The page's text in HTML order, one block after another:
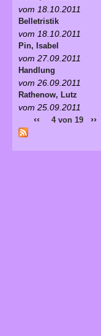
vom 18.10.2011
Belletristik
vom 18.10.2011
Pin, Isabel
vom 27.09.2011
Handlung
vom 26.09.2011
Rathenow, Lutz
vom 25.09.2011
‹‹ 4 von 19 ››